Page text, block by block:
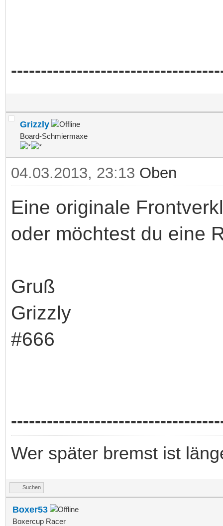
Grizzly
Board-Schmiermaxe
04.03.2013, 23:13 Oben
Eine originale
oder möchtest du eine
Gruß
Grizzly
#666
Wer später bremst ist
Suchen
Boxer53
Boxercup Racer